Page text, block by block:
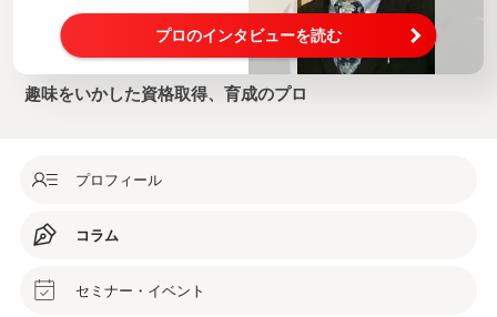
プロのインタビューを読む
趣味をいかした資格取得、育成のプロ
プロフィール
コラム
セミナー・イベント